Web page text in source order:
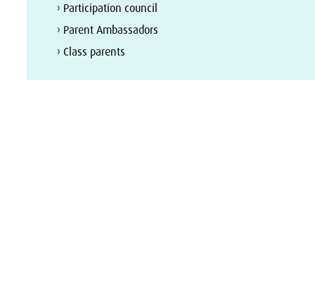
› Participation council
› Parent Ambassadors
› Class parents